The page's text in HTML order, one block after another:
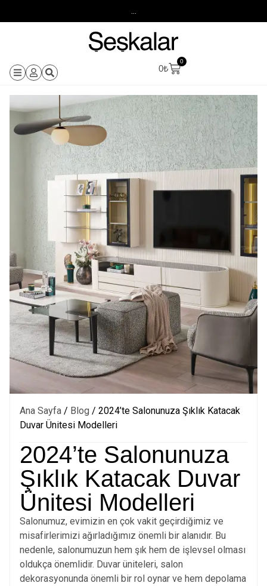
0₺
0
Ana Sayfa / Blog / 2024’te Salonunuza Şıklık Katacak
Duvar Ünitesi Modelleri
2024’te Salonunuza
Şıklık Katacak Duvar
Ünitesi Modelleri
Salonumuz, evimizin en çok vakit geçirdiğimiz ve
misafirlerimizi ağırladığımız önemli bir alanıdır. Bu
nedenle, salonumuzun hem şık hem de işlevsel olması
oldukça önemlidir. Duvar üniteleri, salon
dekorasyonunda önemli bir rol oynar ve hem depolama